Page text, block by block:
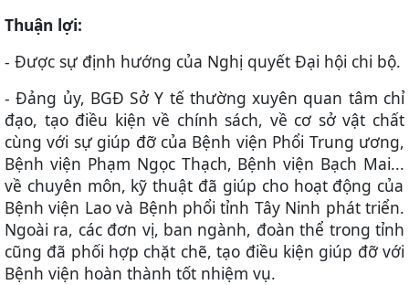
Thuận lợi:
- Được sự định hướng của Nghị quyết Đại hội chi bộ.
- Đảng ủy, BGĐ Sở Y tế thường xuyên quan tâm chỉ
đạo, tạo điều kiện về chính sách, về cơ sở vật chất
cùng với sự giúp đỡ của Bệnh viện Phổi Trung ương,
Bệnh viện Phạm Ngọc Thạch, Bệnh viện Bạch Mai...
về chuyên môn, kỹ thuật đã giúp cho hoạt động của
Bệnh viện Lao và Bệnh phổi tỉnh Tây Ninh pháttriển.
Ngoài ra, các đơn vị, ban ngành, đoàn thể trong tỉnh
cũng đã phối hợp chặt chẽ, tạo điều kiện giúp đỡvới
Bệnh viện hoàn thành tốt nhiệm vụ.